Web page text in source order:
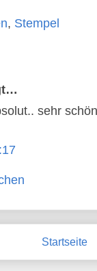
, Stempel
sehr
Startseite